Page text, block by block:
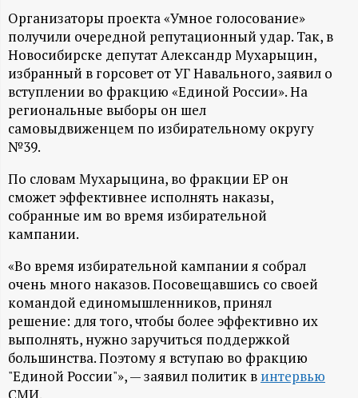
Н
-
и
н
ф
о
р
м
а
ц
Организаторы проекта «Умное голосование»
получили очередной репутационный удар. Так, в
Новосибирске депутат Александр Мухарыцин,
избранный в горсовет от УГ Навального, заявил о
вступлении во фракцию «Единой России». На
региональные выборы он шел
самовыдвиженцем по избирательному округу
№39.
По словам Мухарыцина, во фракции ЕР он
сможет эффективнее исполнять наказы,
собранные им во время избирательной
кампании.
«Во время избирательной кампании я собрал
очень много наказов. Посовещавшись со своей
командой единомышленников, принял
решение: для того, чтобы более эффективно их
выполнять, нужно заручиться поддержкой
большинства. Поэтому я вступаю во фракцию
"Единой России"», — заявил политик в интервью